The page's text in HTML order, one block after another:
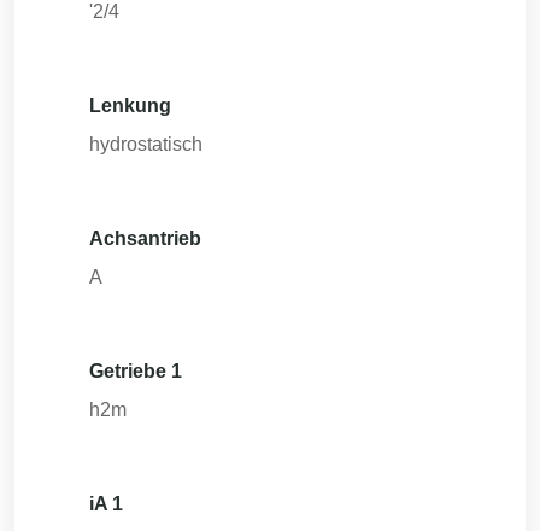
'2/4
Lenkung
hydrostatisch
Achsantrieb
A
Getriebe 1
h2m
iA 1